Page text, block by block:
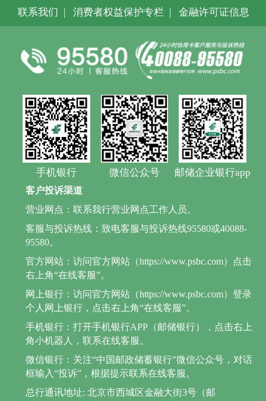
联系我们 | 消费者权益保护专栏 | 金融许可证信息
手机银行 微信公众号 邮储企业银行app
客户投诉渠道
营业网点：联系我行营业网点工作人员。
客服与投诉热线：致电客服与投诉热线95580或40088-
95580。
官方网站：访问官方网站（https://www.psbc.com）点击
右上角“在线客服”。
网上银行：访问官方网站（https://www.psbc.com）登录
个人网上银行，点击右上角“在线客服”。
手机银行：打开手机银行APP（邮储银行），点击右上
角小机器人，联系在线客服。
微信银行：关注“中国邮政储蓄银行”微信公众号，对话
框输入“投诉”，根据提示联系在线客服。
总行通讯地址: 北京市西城区金融大街3号（邮